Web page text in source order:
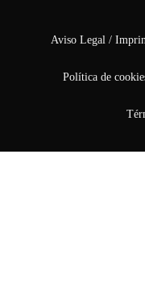
Aviso Legal /
Política de